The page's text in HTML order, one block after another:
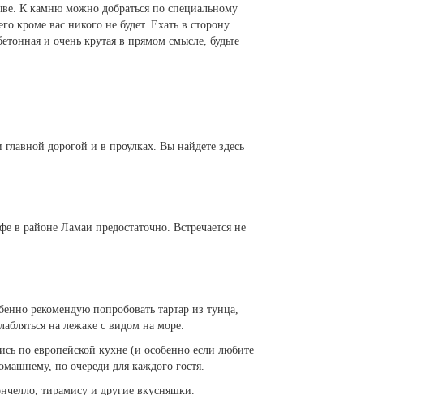
К камню можно добраться по специальному
кроме вас никого не будет. Ехать в сторону
и очень крутая в прямом смысле, будьте
дорогой и в проулках. Вы найдете здесь
районе Ламаи предостаточно. Встречается не
рекомендую попробовать тартар из тунца,
на лежаке с видом на море.
по европейской кухне (и особенно если любите
по очереди для каждого гостя.
тирамису и другие вкусняшки.